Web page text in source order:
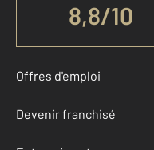
8,8/10
Offres d'emploi
Devenir franchisé